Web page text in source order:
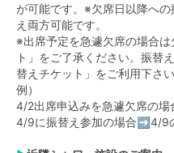
が可能です。※欠席日以降へ
え両方可能です。
※出席予定を急遽欠席の場合
ト」をご了承ください。振替
替えチケット」をご利用下さい
例）
4/2出席申込みを急遽欠席の
4/9に振替え参加の場合➡4/9